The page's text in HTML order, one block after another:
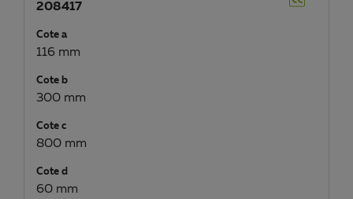
208417
Cote a
116 mm
Cote b
300 mm
Cote c
800 mm
Cote d
60 mm